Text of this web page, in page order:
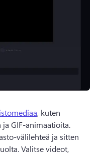
, kuten
välilehteä ja sitten
Valitse videot,